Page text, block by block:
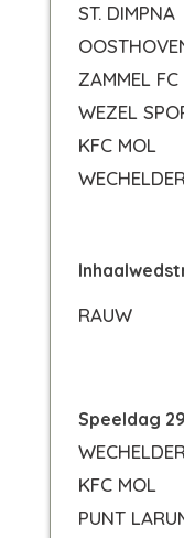
ST. DIMPNA
ZAMMEL FC
WEZEL
KFC MOL
RAUW
Speeldag
KFC MOL
PUNT